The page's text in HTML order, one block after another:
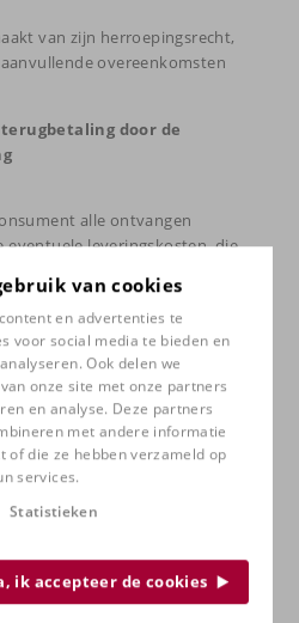
van cookies
en advertenties te
voor social media te bieden en
Ook delen we
onze site met onze partners
en analyse. Deze partners
met andere informatie
of die ze hebben verzameld op
services.
Statistieken
ik accepteer de cookies
van zijn herroepingsrecht,
overeenkomsten
door de
alle ontvangen
eventuele leveringskosten, die
geretourneerde product in
voor een duurdere methode
standaardlevering, hoeft de
voor de duurdere methode
bedragen zo spoedig
14 dagen na de ontvangst van de
betalen. De consument kan van
verlangen zolang de zaak
of de consument heeft